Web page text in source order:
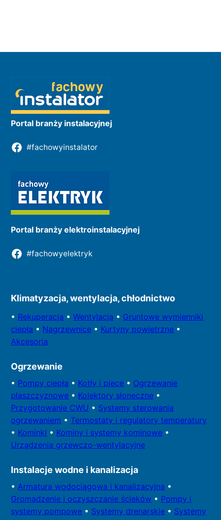
Portal branży instalacyjnej
#fachowyinstalator
Portal branży elektroinstalacyjnej
#fachowyelektryk
Klimatyzacja, wentylacja, chłodnictwo
• Rekuperacja •Wentylacja • Gruntowe wymienniki
ciepła • Nagrzewnice • Kurtyny powietrzne •
Akcesoria
Ogrzewanie
• Pompy ciepła • Kotły i piece • Ogrzewanie
płaszczyznowe • Kolektory słoneczne •
Przygotowanie CWU • Systemy sterowania
ogrzewaniem • Termostaty i regulatory temperatury
• Kominki • Kominy i systemy kominowe •
Urządzenia grzewczo-wentylacyjne
Instalacje wodne i kanalizacja
• Armatura wodociągowa i kanalizacyjna •
Gromadzenie i oczyszczanie ścieków • Pompy i
systemy pompowe • Systemy drenarskie • Systemy